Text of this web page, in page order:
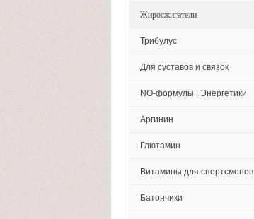
Жиросжигатели
Трибулус
Для суставов и связок
NO-формулы | Энергетики
Аргинин
Глютамин
Витамины для спортсменов
Батончики